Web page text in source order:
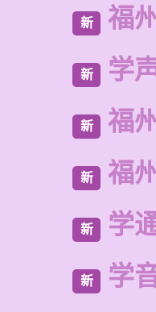
新 福
新 学
新 福
新 福
新 学
新 学